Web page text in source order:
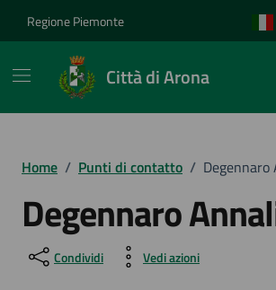
Regione Piemonte
Città di Arona
Home / Punti di contatto / Degennaro
Degennaro
Condividi Vedi azioni